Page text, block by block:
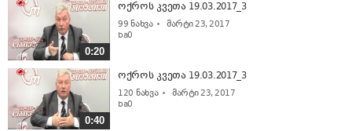
0:20
ოქროს კვეთა 19.03.2017_3
99 ნახვა
მარტი 23, 2017
ba0
0:40
ოქროს კვეთა 19.03.2017_3
120 ნახვა
მარტი 23, 2017
ba0